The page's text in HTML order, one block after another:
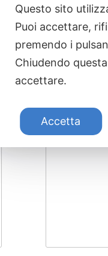
Questo sito
Puoi accettare,
premendo i
Chiudendo
accettare.
Accetta